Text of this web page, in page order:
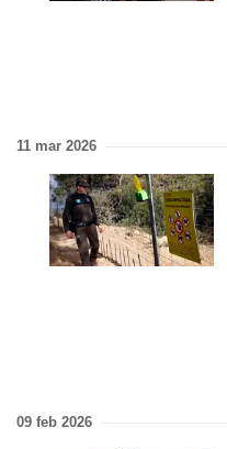
11 mar 2026
09 feb 2026